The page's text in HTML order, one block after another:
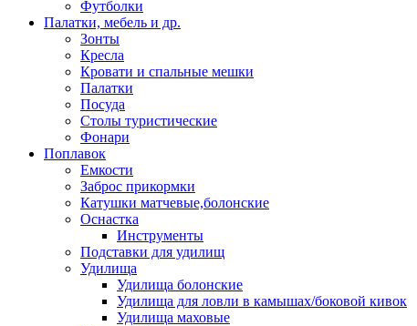
Футболки
Палатки, мебель и др.
Зонты
Кресла
Кровати и спальные мешки
Палатки
Посуда
Столы туристические
Фонари
Поплавок
Емкости
Заброс прикормки
Катушки матчевые,болонские
Оснастка
Инструменты
Подставки для удилищ
Удилища
Удилища болонские
Удилища для ловли в камышах/боковой кивок
Удилища маховые